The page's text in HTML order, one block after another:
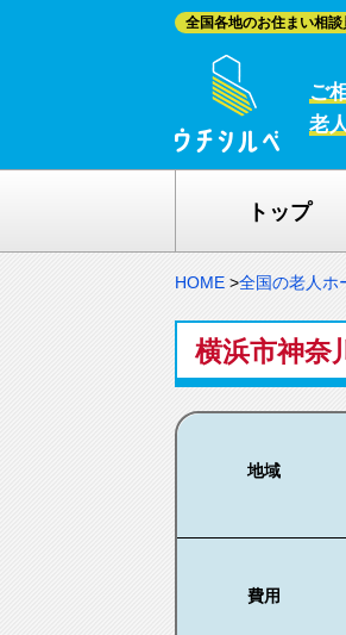
全国各地のお住まい相
ご
老
トップ
HOME >全国の老人ホ
横浜市神奈
地域
費用